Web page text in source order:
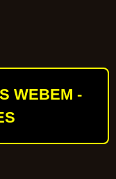
WEBEM -